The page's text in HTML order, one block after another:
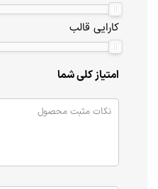
کارایی قالب
امتیاز کلی شما